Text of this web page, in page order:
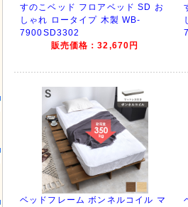
すのこベッド フロアベッド SD お
しゃれ ロータイプ 木製 WB-
7900SD3302
販売価格：32,670円
ベッドフレーム ボンネルコイル マ